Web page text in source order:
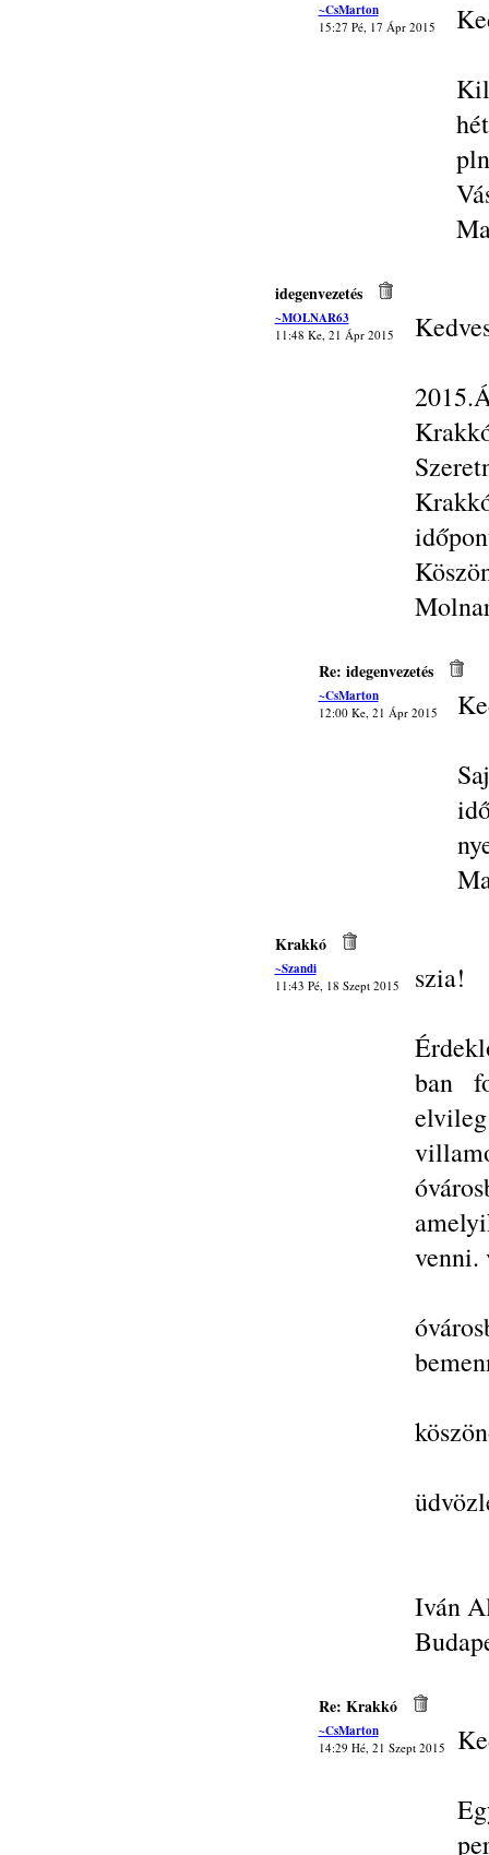
~CsMarton
15:27 Pé, 17 Ápr 2015
idegenvezetés
~MOLNAR63
11:48 Ke, 21 Ápr 2015
Re: idegenvezetés
~CsMarton
12:00 Ke, 21 Ápr 2015
Krakkó
~Szandi
11:43 Pé, 18 Szept 2015
szia!
ban
venni.
Iván
Re: Krakkó
~CsMarton
14:29 Hé, 21 Szept 2015